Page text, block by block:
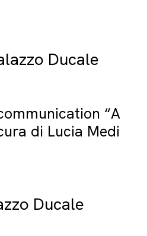
Ducale
“A
di Lucia Medi
Ducale